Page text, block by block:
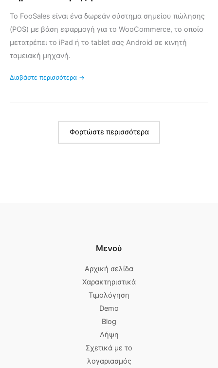
Το FooSales είναι ένα δωρεάν σύστημα σημείου πώλησης
(POS) με βάση εφαρμογή για το WooCommerce, το οποίο
μετατρέπει το iPad ή το tablet σας Android σε κινητή
ταμειακή μηχανή.
Διαβάστε περισσότερα →
Φορτώστε περισσότερα
Μενού
Αρχική σελίδα
Χαρακτηριστικά
Τιμολόγηση
Demo
Blog
Λήψη
Σχετικά με το
λογαριασμός